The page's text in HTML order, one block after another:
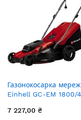
Газонокосарка
Einhell GC-EM 1800/
12.2кг
7 227,00 ₴